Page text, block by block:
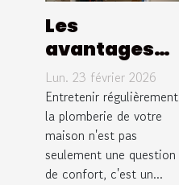
Les
avantages
d'une
maintenance
régulière de
votre
plomberie
Lun. 23 février 2026
Entretenir régulièrement
la plomberie de votre
maison n'est pas
seulement une question
de confort, c'est un...